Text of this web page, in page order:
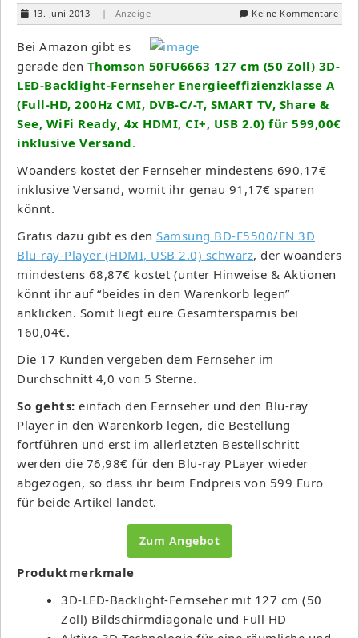
13. Juni 2013 | Anzeige Keine Kommentare
Bei Amazon gibt es
gerade den Thomson 50FU6663 127 cm (50 Zoll) 3D-
LED-Backlight-Fernseher Energieeffizienzklasse A
(Full-HD, 200Hz CMI, DVB-C/-T, SMART TV, Share &
See, WiFi Ready, 4x HDMI, CI+, USB 2.0) für 599,00€
inklusive Versand.
Woanders kostet der Fernseher mindestens 690,17€
inklusive Versand, womit ihr genau 91,17€ sparen
könnt.
Gratis dazu gibt es den Samsung BD-F5500/EN 3D
Blu-ray-Player (HDMI, USB 2.0) schwarz, der woanders
mindestens 68,87€ kostet (unter Hinweise & Aktionen
könnt ihr auf “beides in den Warenkorb legen”
anklicken. Somit liegt eure Gesamtersparnis bei
160,04€.
Die 17 Kunden vergeben dem Fernseher im
Durchschnitt 4,0 von 5 Sterne.
So gehts: einfach den Fernseher und den Blu-ray
Player in den Warenkorb legen, die Bestellung
fortführen und erst im allerletzten Bestellschritt
werden die 76,98€ für den Blu-ray PLayer wieder
abgezogen, so dass ihr beim Endpreis von 599 Euro
für beide Artikel landet.
Zum Angebot
Produktmerkmale
3D-LED-Backlight-Fernseher mit 127 cm (50
Zoll) Bildschirmdiagonale und Full HD